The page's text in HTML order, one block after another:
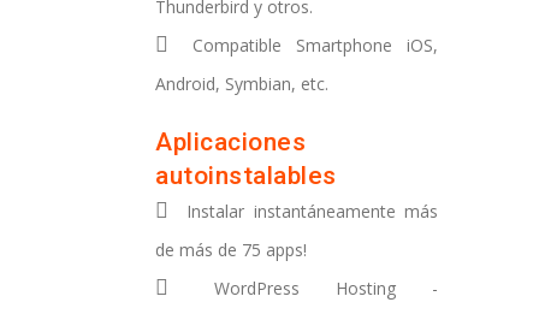
Thunderbird y otros.
Compatible Smartphone iOS,
Android, Symbian, etc.
Aplicaciones
autoinstalables
Instalar instantáneamente más
de más de 75 apps!
WordPress Hosting -